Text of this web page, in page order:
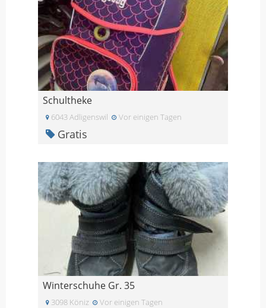
Schultheke
6043 Adligenswil Vor einigen Tagen
Gratis
Winterschuhe Gr. 35
3098 Köniz Vor einigen Tagen